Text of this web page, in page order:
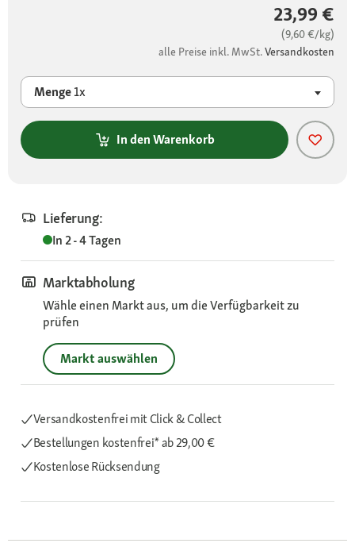
23,99 €
(9,60 €/kg)
alle Preise inkl. MwSt.Versandkosten
Menge1x
In den Warenkorb
Lieferung:
In 2 - 4 Tagen
Marktabholung
Wähle einen Markt aus, um die Verfügbarkeit zu
prüfen
Markt auswählen
Versandkostenfrei mit Click & Collect
Bestellungen kostenfrei*ab 29,00 €
Kostenlose Rücksendung